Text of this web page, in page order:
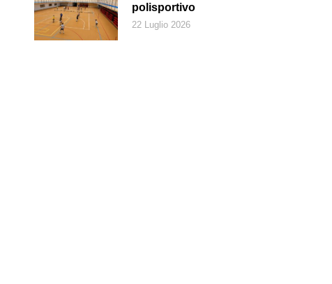
polisportivo
22 Luglio 2026